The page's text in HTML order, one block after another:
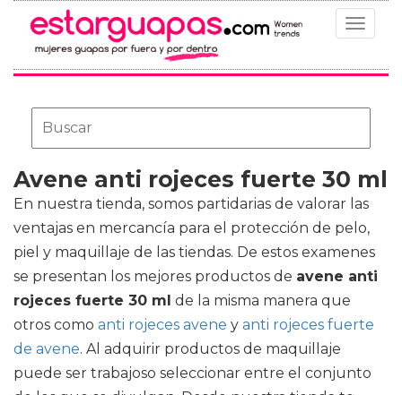
Toggle
Avene anti rojeces fuerte 30 ml
En nuestra tienda, somos partidarias de valorar las
ventajas en mercancía para el protección de pelo,
piel y maquillaje de las tiendas. De estos examenes
se presentan los mejores productos de avene anti
rojeces fuerte 30 ml de la misma manera que
otros como anti rojeces avene y anti rojeces fuerte
de avene. Al adquirir productos de maquillaje
puede ser trabajoso seleccionar entre el conjunto